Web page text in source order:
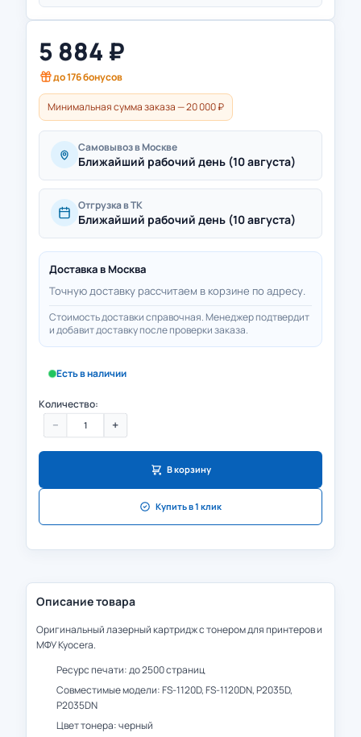
5 884 ₽
до176бонусов
Минимальная сумма заказа — 20 000 ₽
Самовывоз в Москве
Ближайший рабочий день (10 августа)
Отгрузка в ТК
Ближайший рабочий день (10 августа)
Доставка в Москва
Точную доставку рассчитаем в корзине по адресу.
Стоимость доставки справочная. Менеджер подтвердит
и добавит доставку после проверки заказа.
Есть в наличии
Количество:
− +
В корзину
Купить в 1 клик
Описание товара
Оригинальный лазерный картридж с тонером для принтеров и
МФУ Kyocera.
Ресурс печати: до 2500 страниц
Совместимые модели: FS-1120D, FS-1120DN, P2035D,
P2035DN
Цвет тонера: черный